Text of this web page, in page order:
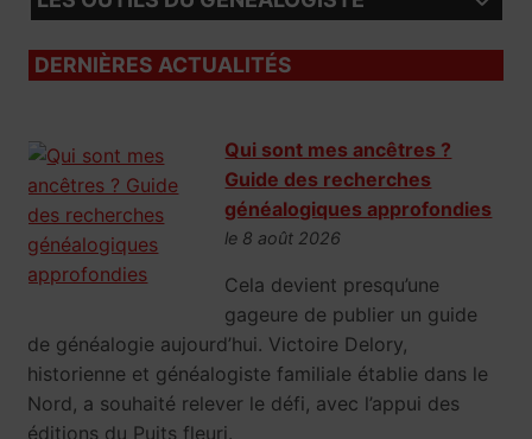
DERNIÈRES ACTUALITÉS
Qui sont mes ancêtres ?
Guide des recherches
généalogiques approfondies
le 8 août 2026
Cela devient presqu’une
gageure de publier un guide
de généalogie aujourd’hui. Victoire Delory,
historienne et généalogiste familiale établie dans le
Nord, a souhaité relever le défi, avec l’appui des
éditions du Puits fleuri.